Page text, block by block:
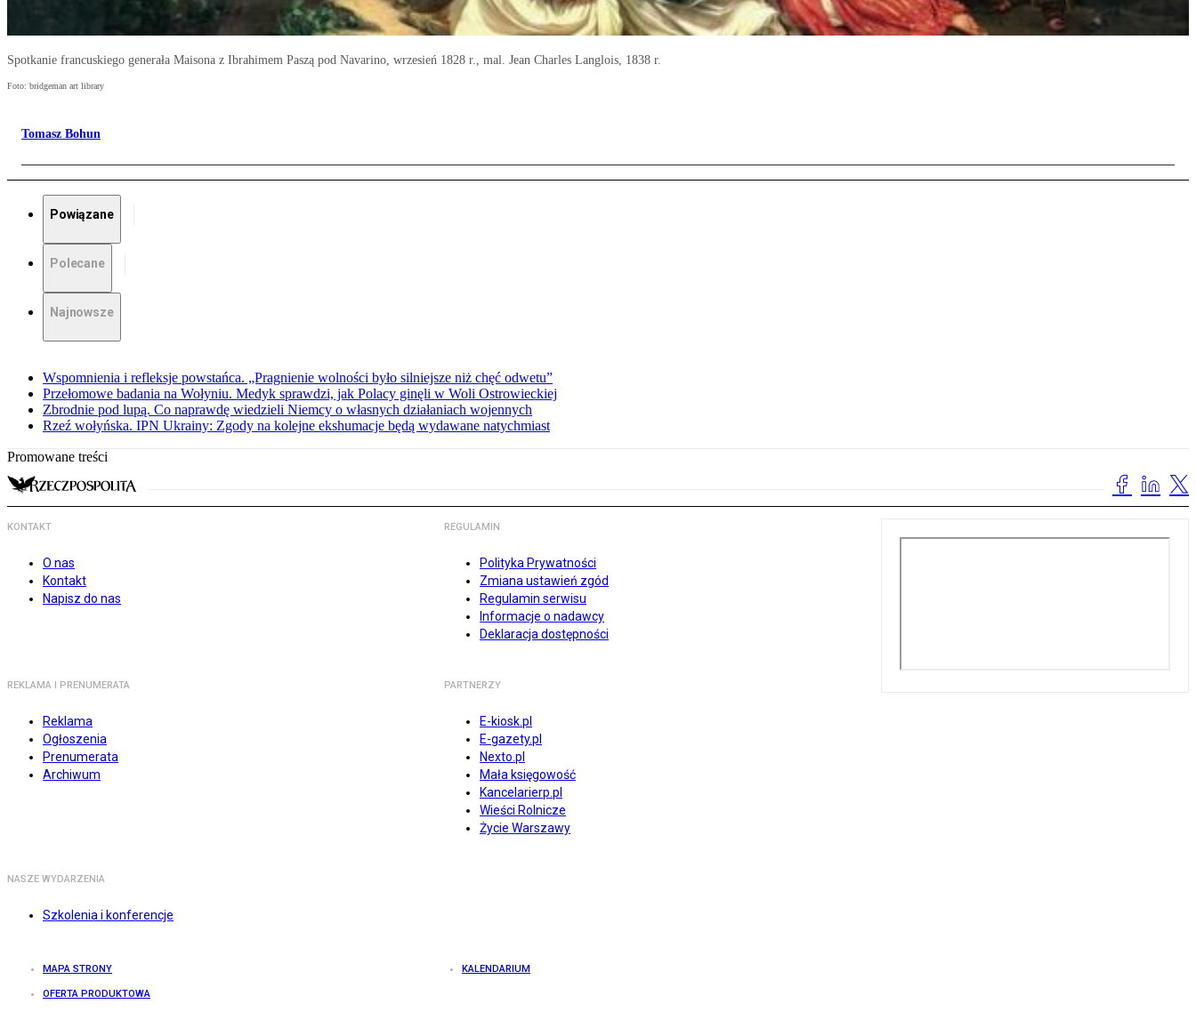
Spotkanie francuskiego generała Maisona z Ibrahimem Paszą pod Navarino, wrzesień 1828 r., mal. Jean Charles Langlois, 1838 r.
Foto: bridgeman art library
Tomasz Bohun
Powiązane
Polecane
Najnowsze
Wspomnienia i refleksje powstańca. „Pragnienie wolności było silniejsze niż chęć odwetu”
Przełomowe badania na Wołyniu. Medyk sprawdzi, jak Polacy ginęli w Woli Ostrowieckiej
Zbrodnie pod lupą. Co naprawdę wiedzieli Niemcy o własnych działaniach wojennych
Rzeź wołyńska. IPN Ukrainy: Zgody na kolejne ekshumacje będą wydawane natychmiast
Promowane treści
KONTAKT
O nas
Kontakt
Napisz do nas
REGULAMIN
Polityka Prywatności
Zmiana ustawień zgód
Regulamin serwisu
Informacje o nadawcy
Deklaracja dostępności
REKLAMA I PRENUMERATA
Reklama
Ogłoszenia
Prenumerata
Archiwum
PARTNERZY
E-kiosk.pl
E-gazety.pl
Nexto.pl
Mała księgowość
Kancelarierp.pl
Wieści Rolnicze
Życie Warszawy
NASZE WYDARZENIA
Szkolenia i konferencje
MAPA STRONY KALENDARIUM
OFERTA PRODUKTOWA